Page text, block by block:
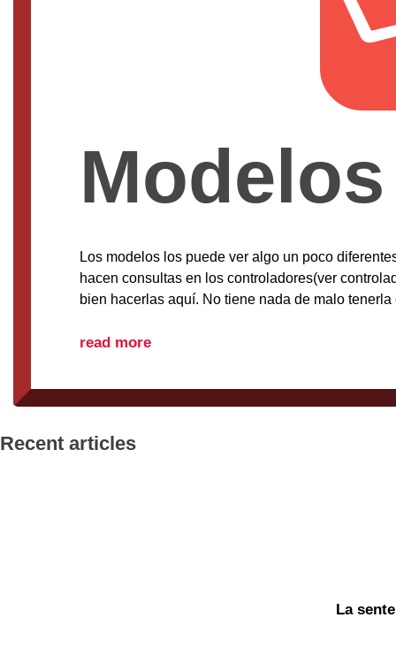
Los modelos los puede ver algo un poco
hacen consultas en los controladores(ver
bien hacerlas aquí. No tiene nada de malo
read more
Recent articles
La